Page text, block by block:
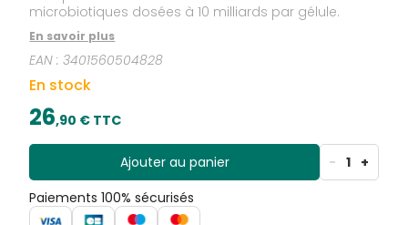
microbiotiques dosées à 10 milliards par gélule.
En savoir plus
EAN :3401560504828
En stock
26,90 € TTC
Ajouter au panier - 1 +
Paiements 100% sécurisés